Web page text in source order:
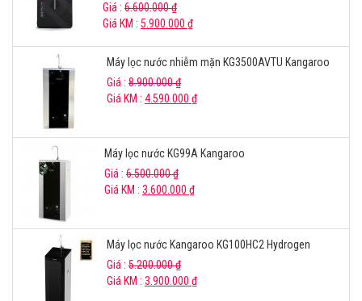
Giá : 6.600.000₫
Giá KM : 5.900.000 ₫
Máy lọc nước nhiễm mặn KG3500AVTU Kangaroo
Giá : 8.900.000₫
Giá KM : 4.590.000 ₫
Máy lọc nước KG99A Kangaroo
Giá : 6.500.000₫
Giá KM : 3.600.000 ₫
Máy lọc nước Kangaroo KG100HC2 Hydrogen
Giá : 5.200.000₫
Giá KM : 3.900.000 ₫